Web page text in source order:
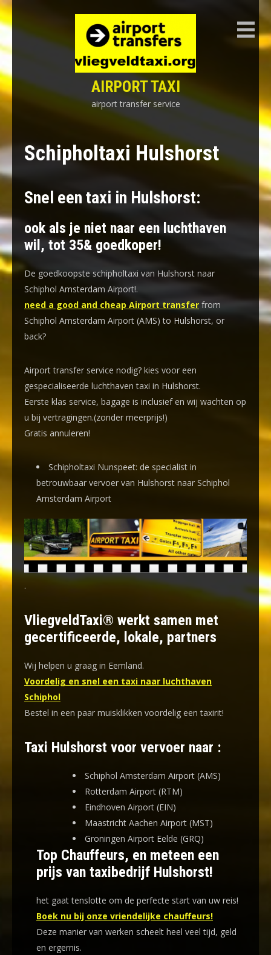
Skip
to
content
AIRPORT TAXI
airport transfer service
Schipholtaxi Hulshorst
Snel een taxi in Hulshorst:
ook als je niet naar een luchthaven
wil, tot 35& goedkoper!
De goedkoopste schipholtaxi van Hulshorst naar
Schiphol Amsterdam Airport!.
need a good and cheap Airport transfer from
Schiphol Amsterdam Airport (AMS) to Hulshorst, or
back?
Airport transfer service nodig? kies voor een
gespecialiseerde luchthaven taxi in Hulshorst.
Eerste klas service, bagage is inclusief en wij wachten op
u bij vertragingen.(zonder meerprijs!)
Gratis annuleren!
Schipholtaxi Nunspeet: de specialist in
betrouwbaar vervoer van Hulshorst naar Schiphol
Amsterdam Airport
.
VliegveldTaxi® werkt samen met
gecertificeerde, lokale, partners
Wij helpen u graag in Eemland.
Voordelig en snel een taxi naar luchthaven
Schiphol
Bestel in een paar muisklikken voordelig een taxirit!
Taxi Hulshorst voor vervoer naar :
Schiphol Amsterdam Airport (AMS)
Rotterdam Airport (RTM)
Eindhoven Airport (EIN)
Maastricht Aachen Airport (MST)
Groningen Airport Eelde (GRQ)
Top Chauffeurs, en meteen een
prijs van taxibedrijf Hulshorst!
het gaat tenslotte om de perfecte start van uw reis!
Boek nu bij onze vriendelijke chauffeurs!
Deze manier van werken scheelt heel veel tijd, geld
en ergernis.